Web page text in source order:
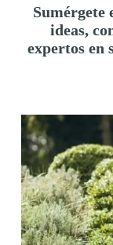
Sumérgete
ideas,
expertos en